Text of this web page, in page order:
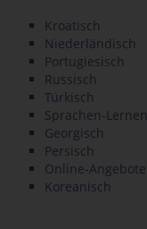
Kroatisch
Niederländisch
Portugiesisch
Russisch
Türkisch
Sprachen-Lernen
Georgisch
Persisch
Online-Angebote
Koreanisch